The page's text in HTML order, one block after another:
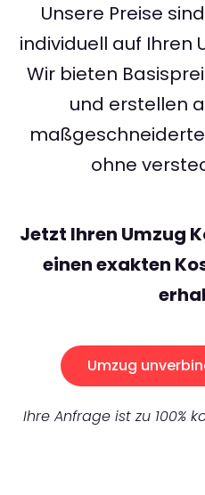
Unsere Preise
individuell auf Ihren
Wir bieten
und erstellen
ohne
Jetzt Ihren Umzug
einen exakten
Umzug
Ihre Anfrage ist zu 100%